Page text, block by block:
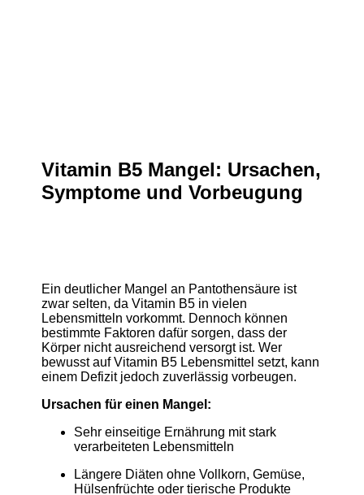
Vitamin B5 Mangel: Ursachen,
Symptome und Vorbeugung
Ein deutlicher Mangel an Pantothensäure ist
zwar selten, da Vitamin B5 in vielen
Lebensmitteln vorkommt. Dennoch können
bestimmte Faktoren dafür sorgen, dass der
Körper nicht ausreichend versorgt ist. Wer
bewusst auf Vitamin B5 Lebensmittel setzt, kann
einem Defizit jedoch zuverlässig vorbeugen.
Ursachen für einen Mangel:
Sehr einseitige Ernährung mit stark
verarbeiteten Lebensmitteln
Längere Diäten ohne Vollkorn, Gemüse,
Hülsenfrüchte oder tierische Produkte